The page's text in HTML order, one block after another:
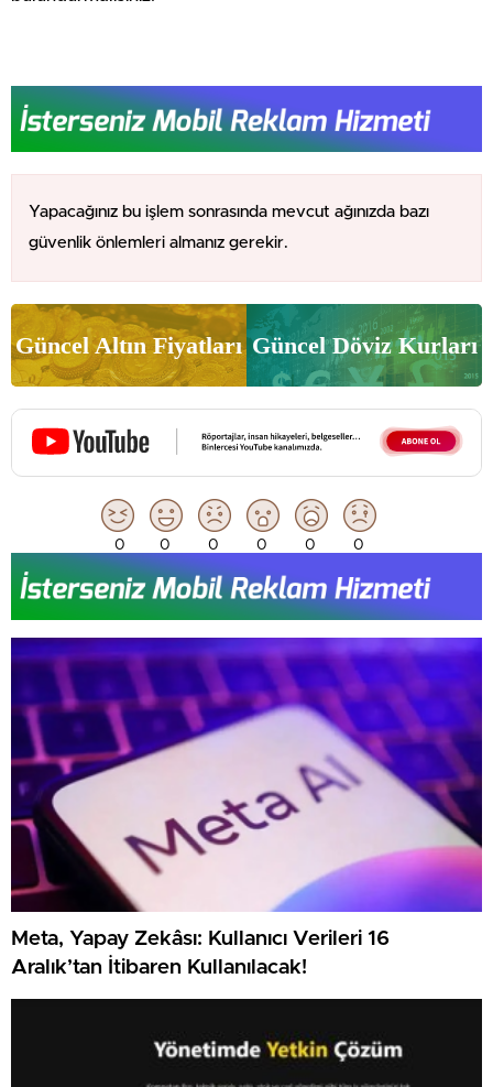
Yapacağınız bu işlem sonrasında mevcut ağınızda bazı
güvenlik önlemleri almanız gerekir.
Güncel Altın Fiyatları Güncel Döviz Kurları
0 0 0 0 0 0
Meta, Yapay Zekâsı: Kullanıcı Verileri 16
Aralık’tan İtibaren Kullanılacak!